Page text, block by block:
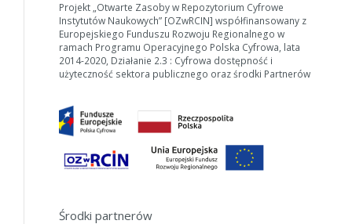
Projekt „Otwarte Zasoby w Repozytorium Cyfrowe
Instytutów Naukowych” [OZwRCIN] współfinansowany z
Europejskiego Funduszu Rozwoju Regionalnego w
ramach Programu Operacyjnego Polska Cyfrowa, lata
2014-2020, Działanie 2.3 : Cyfrowa dostępność i
użyteczność sektora publicznego oraz środki Partnerów
Środki partnerów